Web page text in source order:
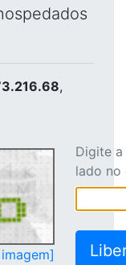
,
Digite
lado no